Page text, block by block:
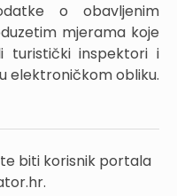
o obavljenim
mjerama koje
turistički inspektori i
elektroničkom obliku.
biti korisnik portala